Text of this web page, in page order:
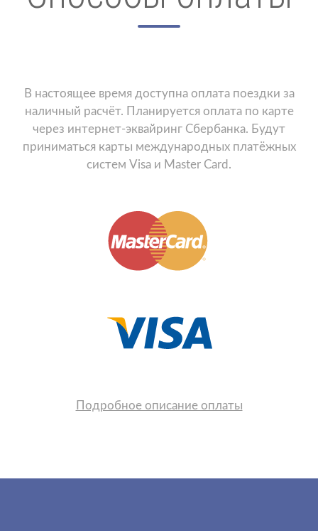
В настоящее время доступна оплата поездки за
наличный расчёт. Планируется оплата по карте
через интернет-эквайринг Сбербанка. Будут
приниматься карты международных платёжных
систем Visa и Master Card.
Подробное описание оплаты